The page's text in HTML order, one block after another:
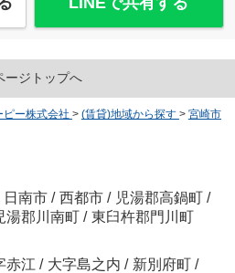
ージトップへ
ピー株式会社 > (賃貸)地域から探す > 宮崎市
日南市 / 西都市 / 児湯郡高鍋町 /
湯郡川南町 / 東臼杵郡門川町
赤江 / 大字島之内 / 新別府町 /